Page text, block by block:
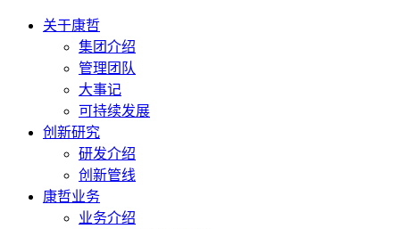
关于康哲
集团介绍
管理团队
大事记
可持续发展
创新研究
研发介绍
创新管线
康哲业务
业务介绍